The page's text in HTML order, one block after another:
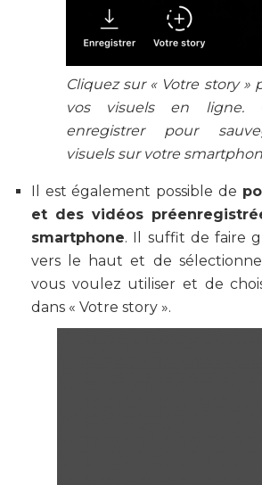
Cliquez sur « Votre story »
vos visuels en ligne.
enregistrer pour
visuels sur votre
Il est également possible de
et des vidéos
smartphone. Il suffit de faire
vers le haut et de
vous voulez utiliser et de
dans « Votre story ».